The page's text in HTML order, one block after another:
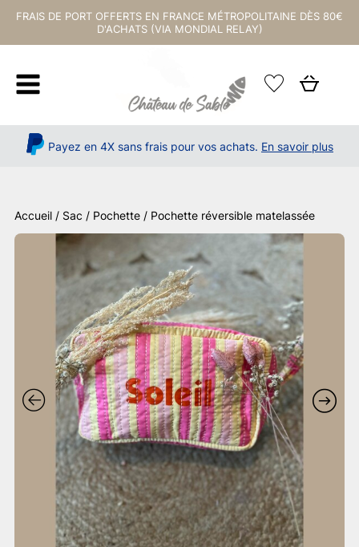
FRAIS DE PORT OFFERTS EN FRANCE MÉTROPOLITAINE DÈS 80€
D'ACHATS (VIA MONDIAL RELAY)
Payez en 4X sans frais pour vos achats. En savoir plus
Accueil / Sac / Pochette / Pochette réversible matelassée